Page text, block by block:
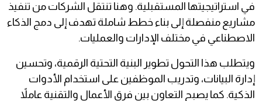
في استراتيجيتها المستقبلية. وهنا تنتقل الشركات من تنفيذ
مشاريع منفصلة إلى بناء خطط شاملة تهدف إلى دمج الذكاء
الاصطناعي في مختلف الإدارات والعمليات.
ويتطلب هذا التحول تطوير البنية التحتية الرقمية، وتحسين
إدارة البيانات، وتدريب الموظفين على استخدام الأدوات
الذكية. كما يصبح التعاون بين فرق الأعمال والتقنية عاملاً